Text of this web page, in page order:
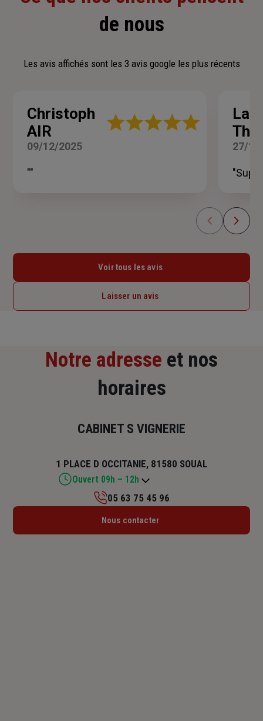
de nous
Les avis affichés sont les 3 avis google les plus récents
Christoph
AIR
Note
09/12/2025
""
27/
Voir tous les avis
Laisser un avis
Notre adresse et nos
horaires
CABINET S VIGNERIE
1 PLACE D OCCITANIE, 81580 SOUAL
Ouvert 09h – 12h
Lundi : Fermé
05 63 75 45 96
Nous contacter